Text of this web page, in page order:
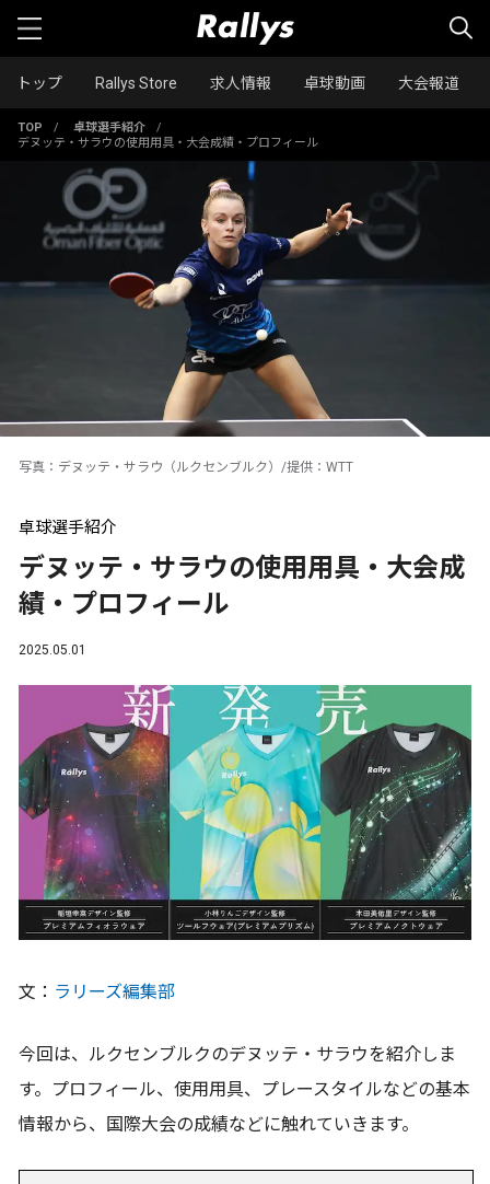
トップ Rallys Store 求人情報 卓球動画 大会報道
TOP / 卓球選手紹介
/
デヌッテ・サラウの使用用具・大会成績・プロフィール
写真：デヌッテ・サラウ（ルクセンブルク）/提供：WTT
卓球選手紹介
デヌッテ・サラウの使用用具・大会成
績・プロフィール
2025.05.01
文： ラリーズ編集部
今回は、ルクセンブルクのデヌッテ・サラウを紹介しま
す。プロフィール、使用用具、プレースタイルなどの基本
情報から、国際大会の成績などに触れていきます。